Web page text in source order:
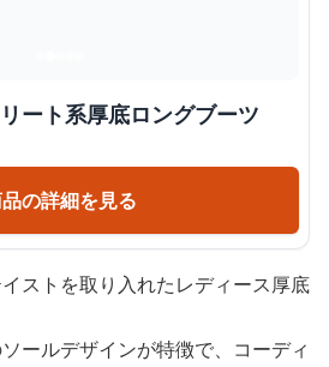
ート系厚底ロングブーツ
の詳細を見る
ストを取り入れたレディース厚底
ールデザインが特徴で、コーディ